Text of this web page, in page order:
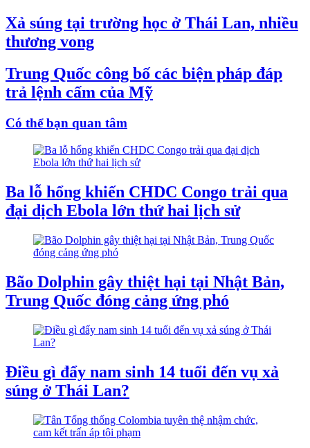
Xả súng tại trường học ở Thái Lan, nhiều
thương vong
Trung Quốc công bố các biện pháp đáp
trả lệnh cấm của Mỹ
Có thể bạn quan tâm
Ba lỗ hổng khiến CHDC Congo trải qua
đại dịch Ebola lớn thứ hai lịch sử
Bão Dolphin gây thiệt hại tại Nhật Bản,
Trung Quốc đóng cảng ứng phó
Điều gì đẩy nam sinh 14 tuổi đến vụ xả
súng ở Thái Lan?